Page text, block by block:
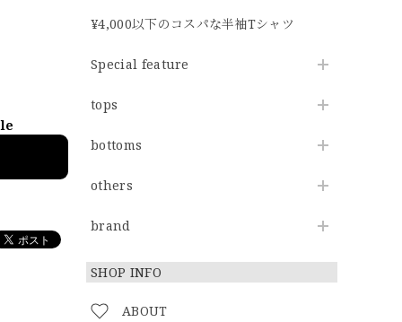
¥4,000以下のコスパな半袖Tシャツ
Special feature
tops
bottoms
others
brand
SHOP INFO
ABOUT